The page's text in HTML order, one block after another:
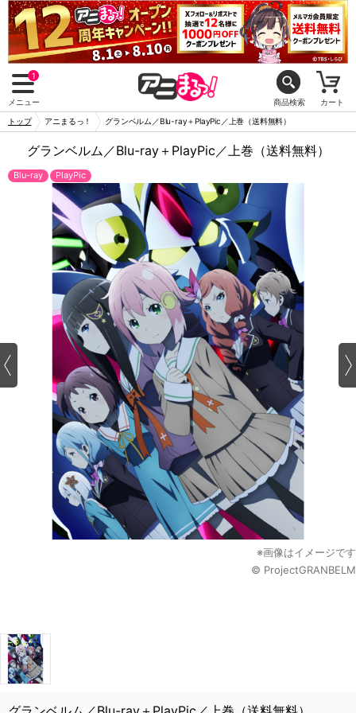
1
メニュー 商品検索 カート
トップ アニまるっ！ グランベルム／Blu-ray＋PlayPic／上巻（送料無料）
グランベルム／Blu-ray＋PlayPic／上巻（送料無料）
Blu-ray PlayPic
※画像はイメージです
© ProjectGRANBELM